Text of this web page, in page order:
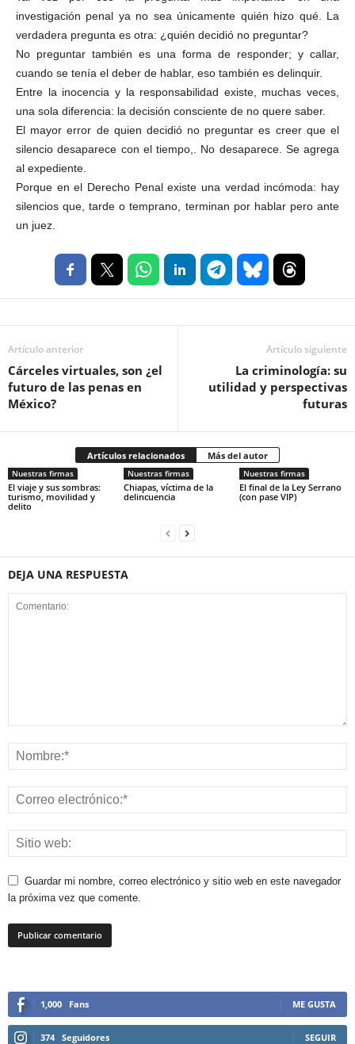
investigación penal ya no sea únicamente quién hizo qué. La
verdadera pregunta es otra: ¿quién decidió no preguntar?
No preguntar también es una forma de responder; y callar,
cuando se tenía el deber de hablar, eso también es delinquir.
Entre la inocencia y la responsabilidad existe, muchas veces,
una sola diferencia: la decisión consciente de no quere saber.
El mayor error de quien decidió no preguntar es creer que el
silencio desaparece con el tiempo,. No desaparece. Se agrega
al expediente.
Porque en el Derecho Penal existe una verdad incómoda: hay
silencios que, tarde o temprano, terminan por hablar pero ante
un juez.
Artículo anterior
Cárceles virtuales, son ¿el
futuro de las penas en
México?
Artículo siguiente
La criminología: su
utilidad y perspectivas
futuras
Artículos relacionados Más del autor
Nuestras firmas
El viaje y sus sombras:
turismo, movilidad y
delito
Nuestras firmas
Chiapas, víctima de la
delincuencia
Nuestras firmas
El final de la Ley Serrano
(con pase VIP)
DEJA UNA RESPUESTA
Guardar mi nombre, correo electrónico y sitio web en este navegador
la próxima vez que comente.
1,000 Fans ME GUSTA
374 Seguidores SEGUIR